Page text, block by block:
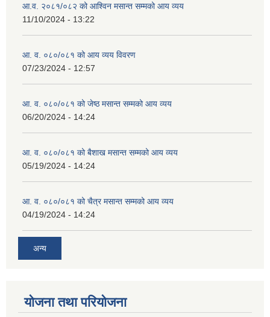
आ.व. २०८१/०८२ को आश्विन मसान्त सम्मको आय व्यय
11/10/2024 - 13:22
आ. व. ०८०/०८१ को आय व्यय विवरण
07/23/2024 - 12:57
आ. व. ०८०/०८१ को जेष्ठ मसान्त सम्मको आय व्यय
06/20/2024 - 14:24
आ. व. ०८०/०८१ को बैशाख मसान्त सम्मको आय व्यय
05/19/2024 - 14:24
आ. व. ०८०/०८१ को चैत्र मसान्त सम्मको आय व्यय
04/19/2024 - 14:24
अन्य
योजना तथा परियोजना